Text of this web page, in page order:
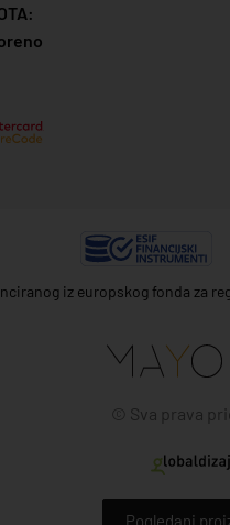
Pogledani
iz europskog fonda za
© Sva prava